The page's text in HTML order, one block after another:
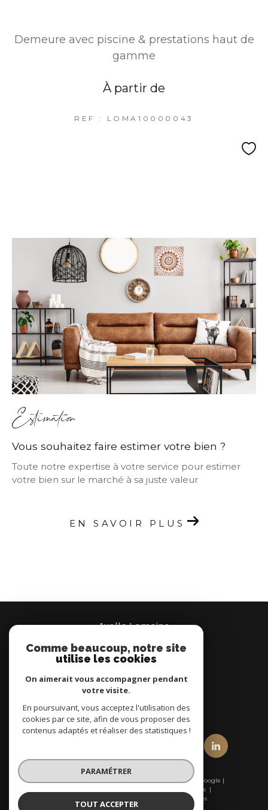
Demeure avec piscine & prestations haut de
gamme
À partir de
REF : LOMA10000043
Estimation
Vous souhaitez faire estimer votre bien ?
Toute notre expertise à votre service pour estimer
votre bien sur le marché à sa juste valeur
EN SAVOIR PLUS
Axelle Lemoine
07 66 95 37 00
nous suivre sur
© 2026 | Tous droits réservés | Traduction powered by Google |
Mentions légales
Cookies
Comme beaucoup, notre site
utilise les cookies
On aimerait vous accompagner pendant
votre visite.
En poursuivant, vous acceptez l'utilisation des
cookies par ce site, afin de vous proposer des
contenus adaptés et réaliser des statistiques !
PARAMÉTRER
TOUT ACCEPTER